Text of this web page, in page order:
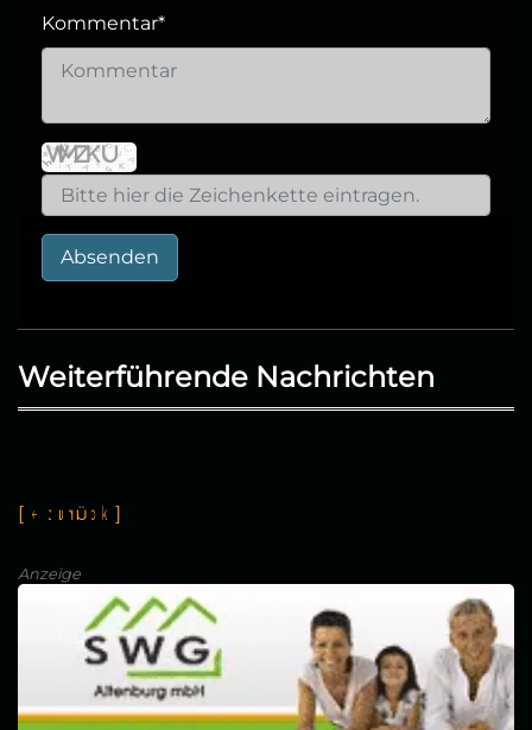
Kommentar*
Absenden
Weiterführende Nachrichten
[ ← z u rü c k ]
Anzeige